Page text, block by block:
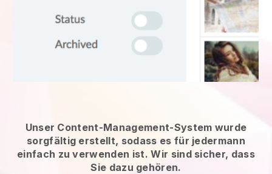
Unser Content-Management-System wurde
sorgfältig erstellt, sodass es für jedermann
einfach zu verwenden ist. Wir sind sicher, dass
Sie dazu gehören.